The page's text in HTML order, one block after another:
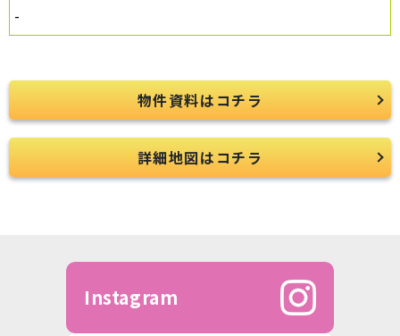
-
物件資料はコチラ
詳細地図はコチラ
Instagram